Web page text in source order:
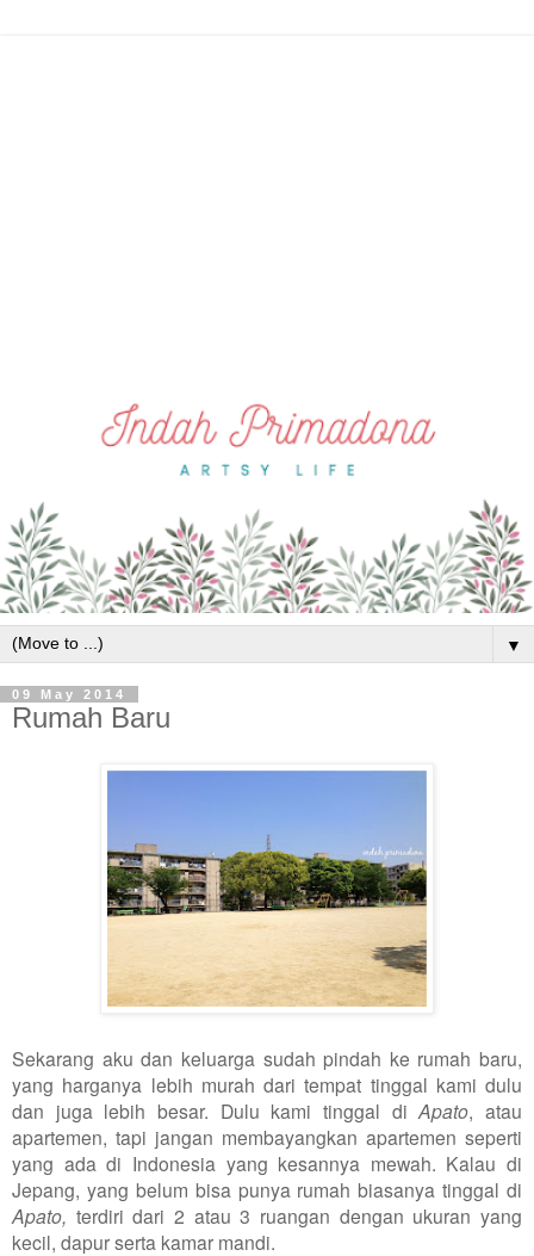
▼
09 May 2014
Rumah Baru
Sekarang aku dan keluarga sudah pindah ke rumah baru,
yang harganya lebih murah dari tempat tinggal kami dulu
dan juga lebih besar. Dulu kami tinggal diApato, atau
apartemen, tapi jangan membayangkan apartemen seperti
yang ada di Indonesia yang kesannya mewah. Kalau di
Jepang, yang belum bisa punya rumah biasanya tinggal di
Apato, terdiri dari 2 atau 3 ruangan dengan ukuran yang
kecil, dapur serta kamar mandi.